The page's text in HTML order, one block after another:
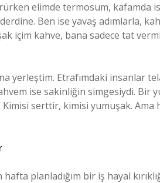
elimde termosum, kafamda
Ben ise yavaş adımlarla,
içim kahve, bana sadece tat
yerleştim. Etrafımdaki insanlar
ise sakinliğin simgesiydi. Bir
serttir, kimisi yumuşak.
planladığım bir iş hayal